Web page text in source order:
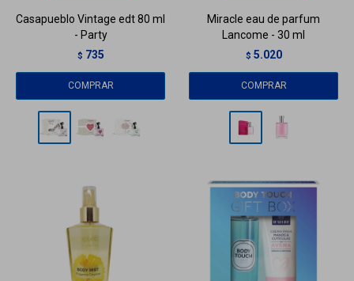
Casapueblo Vintage edt 80 ml
- Party
$ 735
Miracle eau de parfum
Lancome - 30 ml
$ 5.020